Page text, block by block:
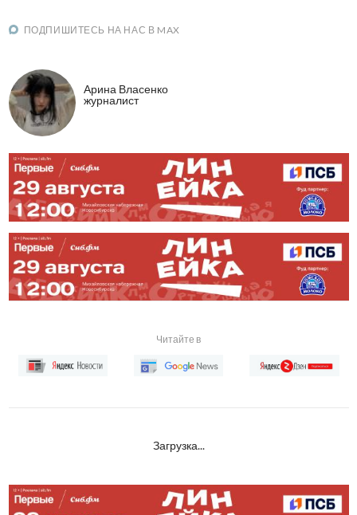
ПОДПИШИТЕСЬ НА НАС В MAX
Арина Власенко
журналист
Читайте в
Загрузка...